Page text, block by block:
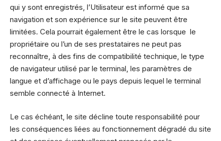
qui y sont enregistrés, l’Utilisateur est informé que sa
navigation et son expérience sur le site peuvent être
limitées. Cela pourrait également être le cas lorsque le
propriétaire ou l’un de ses prestataires ne peut pas
reconnaître, à des fins de compatibilité technique, le type
de navigateur utilisé par le terminal, les paramètres de
langue et d’affichage ou le pays depuis lequel le terminal
semble connecté à Internet.
Le cas échéant, le site décline toute responsabilité pour
les conséquences liées au fonctionnement dégradé du site